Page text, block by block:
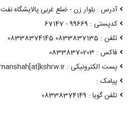
آدرس : بلوار زن - ضلع غربی پالایشگاه نفت
کدپستی : 99669 - 67147
تلفن : 0833837135 08338374145
فاکس : 08338370203
پست الکترونیکی : kermanshah[at]kshrw.ir
پیامک :
تلفن گویا : 08338374149